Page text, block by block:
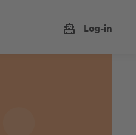
Log-in